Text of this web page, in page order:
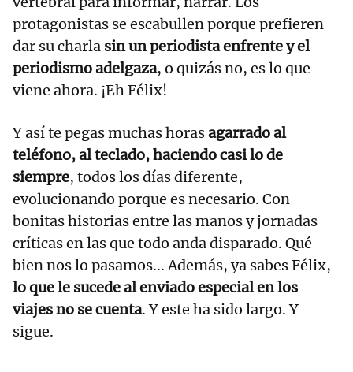
protagonistas se escabullen porque prefieren
dar su charla sin un periodista enfrente y el
periodismo adelgaza, o quizás no, es lo que
viene ahora. ¡Eh Félix!
Y así te pegas muchas horasagarrado al
teléfono, al teclado, haciendo casi lo de
siempre, todos los días diferente,
evolucionando porque es necesario. Con
bonitas historias entre las manos y jornadas
críticas en las que todo anda disparado. Qué
bien nos lo pasamos... Además, ya sabes Félix,
lo que le sucede al enviado especial en los
viajes no se cuenta. Y este ha sido largo. Y
sigue.